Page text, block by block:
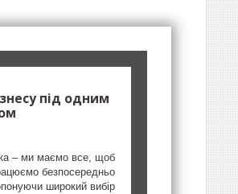
під одним
– ми маємо все, щоб
безпосередньо
широкий вибір